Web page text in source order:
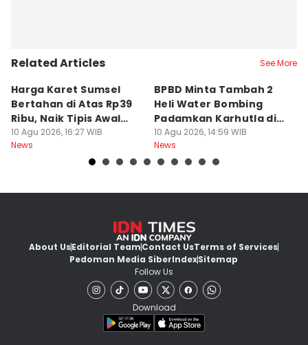
Related Articles See More
Harga Karet Sumsel
Bertahan di Atas Rp39
Ribu, Naik Tipis Awal
Pekan
10 Agu 2026, 16:27 WIB
News
BPBD Minta Tambah 2
Heli Water Bombing
Padamkan Karhutla di
Sumsel
10 Agu 2026, 14:59 WIB
News
About UsEditorial TeamContact UsTerms of Services
Pedoman Media SiberIndexSitemap
Follow Us
Download